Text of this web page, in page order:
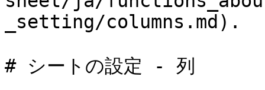
_setting/columns.md).
# シートの設定 - 列